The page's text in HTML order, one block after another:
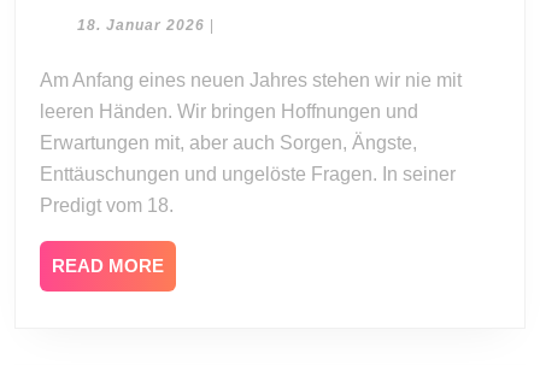
18. Januar 2026 18.
Am Anfang eines neuen Jahres stehen wir nie mit
leeren Händen. Wir bringen Hoffnungen und
Erwartungen mit, aber auch Sorgen, Ängste,
Enttäuschungen und ungelöste Fragen. In seiner
Predigt vom 18.
READ MOREREAD
MORE